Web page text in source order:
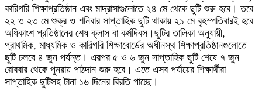
কারিগরি শিক্ষাপ্রতিষ্ঠান এবং মাদ্রাসাগুলোতে ২৪ মে থেকে ছুটি শুরু হবে। তবে
২২ ও ২৩ মে শুক্র ও শনিবার সাপ্তাহিক ছুটি থাকায় ২১ মে বৃহস্পতিবারই হবে
অধিকাংশ প্রতিষ্ঠানের শেষ ক্লাস বা কর্মদিবস।ছুটির তালিকা অনুযায়ী,
প্রাথমিক, মাধ্যমিক ও কারিগরি শিক্ষাবোর্ডের অধীনস্থ শিক্ষাপ্রতিষ্ঠানগুলোতে
ছুটি চলবে ৪ জুন পর্যন্ত। এরপর ৫ ও ৬ জুন সাপ্তাহিক ছুটি শেষে ৭ জুন
রোববার থেকে পুনরায় পাঠদান শুরু হবে। এতে এসব পর্যায়ের শিক্ষার্থীরা
সাপ্তাহিক ছুটিসহ টানা ১৬ দিনের বিরতি পাচ্ছে।